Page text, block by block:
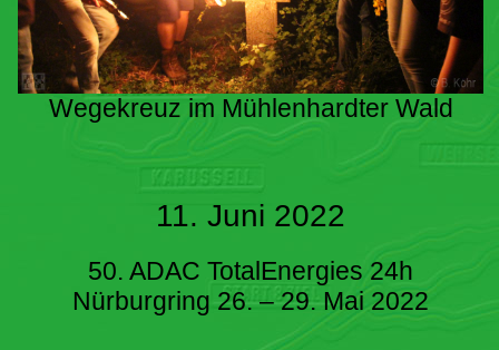
Wegekreuz im Mühlenhardter Wald
11. Juni 2022
50. ADAC TotalEnergies 24h
Nürburgring 26. – 29. Mai 2022